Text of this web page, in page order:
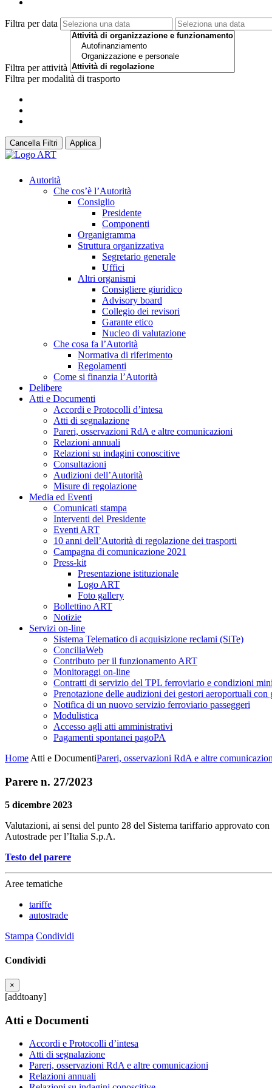
Filtra per data
Filtra per attività
Filtra per modalità di trasporto
Cancella Filtri Applica
Autorità
Che cos’è l’Autorità
Consiglio
Presidente
Componenti
Organigramma
Struttura organizzativa
Segretario generale
Uffici
Altri organismi
Consigliere giuridico
Advisory board
Collegio dei revisori
Garante etico
Nucleo di valutazione
Che cosa fa l’Autorità
Normativa di riferimento
Regolamenti
Come si finanzia l’Autorità
Delibere
Atti e Documenti
Accordi e Protocolli d’intesa
Atti di segnalazione
Pareri, osservazioni RdA e altre comunicazioni
Relazioni annuali
Relazioni su indagini conoscitive
Consultazioni
Audizioni dell’Autorità
Misure di regolazione
Media ed Eventi
Comunicati stampa
Interventi del Presidente
Eventi ART
10 anni dell’Autorità di regolazione dei trasporti
Campagna di comunicazione 2021
Press-kit
Presentazione istituzionale
Logo ART
Foto gallery
Bollettino ART
Notizie
Servizi on-line
Sistema Telematico di acquisizione reclami (SiTe)
ConciliaWeb
Contributo per il funzionamento ART
Monitoraggi on-line
Contratti di servizio del TPL ferroviario e condizioni
Prenotazione delle audizioni dei gestori aeroportuali con
Notifica di un nuovo servizio ferroviario passeggeri
Modulistica
Accesso agli atti amministrativi
Pagamenti spontanei pagoPA
Home Atti e DocumentiPareri, osservazioni RdA e altre
Parere n. 27/2023
5 dicembre 2023
Valutazioni, ai sensi del punto 28 del Sistema tariffario approvato
Autostrade per l’Italia S.p.A.
Testo del parere
Aree tematiche
tariffe
autostrade
Stampa Condividi
Condividi
×
[addtoany]
Atti e Documenti
Accordi e Protocolli d’intesa
Atti di segnalazione
Pareri, osservazioni RdA e altre comunicazioni
Relazioni annuali